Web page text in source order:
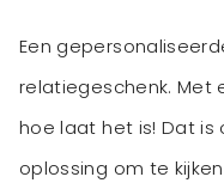
Een
relatiegeschenk. Met
hoe laat het is! Dat is
oplossing om te